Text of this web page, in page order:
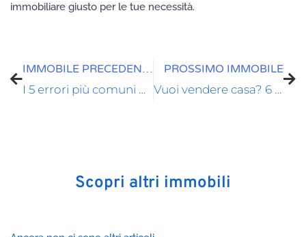
immobiliare giusto per le tue necessità.
IMMOBILE PRECEDENTE
I 5 errori più comuni quando vuoi vendere casa
PROSSIMO IMMOBILE
Vuoi vendere casa? 6 domande per il tuo agente immobiliare
Scopri altri immobili